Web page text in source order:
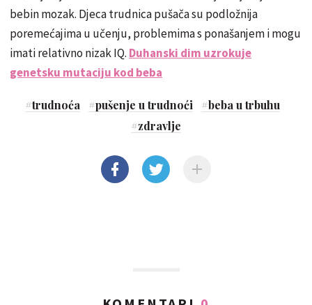
bebin mozak. Djeca trudnica pušača su podložnija
poremećajima u učenju, problemima s ponašanjem i mogu
imati relativno nizak IQ. Duhanski dim uzrokuje
genetsku mutaciju kod beba
#trudnoća #pušenje u trudnoći #beba u trbuhu
#zdravlje